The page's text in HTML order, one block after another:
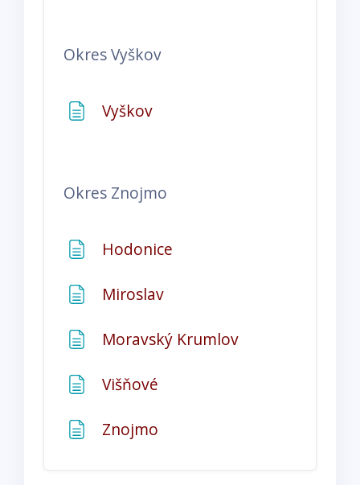
OkresVyškov
VyškovStránka
Okres Znojmo
Hodonice
MiroslavStránka
Moravský KrumlovStránka
Višňové
Znojmo